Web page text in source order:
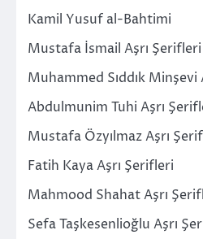
Kamil Yusuf al-Bahtimi
Mustafa İsmail Aşrı Şerifleri
Muhammed Sıddık Minşevi
Abdulmunim Tuhi Aşrı
Mustafa Özyılmaz Aşrı
Fatih Kaya Aşrı Şerifleri
Mahmood Shahat Aşrı
Sefa Taşkesenlioğlu Aşrı